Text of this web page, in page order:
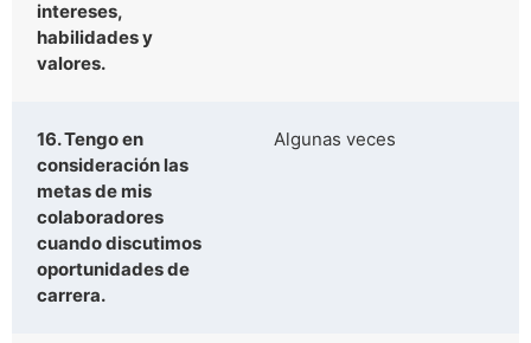
intereses,
habilidades y
valores.
16. Tengo en
consideración las
metas de mis
colaboradores
cuando discutimos
oportunidades de
carrera.
Algunas veces